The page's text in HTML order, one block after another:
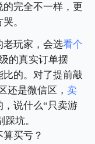
完全不一样，更
。
老玩家，会选看个
的真实订单摆
的。对了提前敲
还是微信区，卖
说什么“只卖游
坑。
买亏？